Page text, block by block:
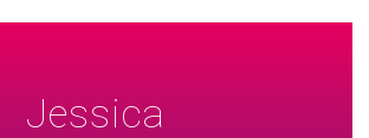
Jessica